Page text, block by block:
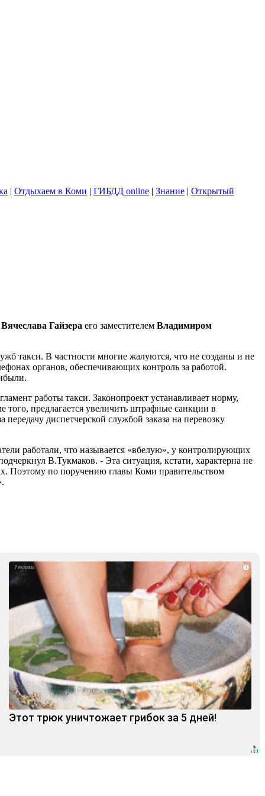
| Отдыхаем в Коми | ГИБДД online | Знание | Открытый
Вячеслава Гайзера его заместителем Владимиром
такси. В частности многие жалуются, что не созданы и не
органов, обеспечивающих контроль за работой.
работы такси. Законопроект устанавливает норму,
предлагается увеличить штрафные санкции в
диспетчерской службой заказа на перевозку
работали, что называется «вбелую», у контролирующих
В.Тукмаков. - Эта ситуация, кстати, характерна не
Поэтому по поручению главы Коми правительством
i
Этот трюк уничтожает грибок за 5 дней!